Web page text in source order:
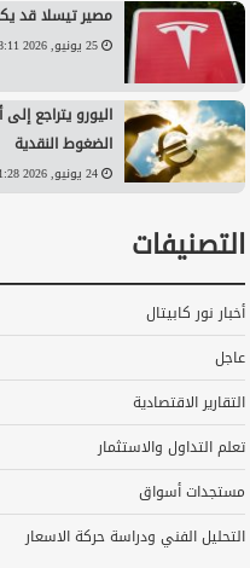
مصير تيسلا قد
25 يونيو, 2026 8:11 م
اليورو يتراجع
الضغوط النقدية
24 يونيو, 2026 11:28 م
التصنيفات
أخبار نور كابيتال
عاجل
التقارير الاقتصادية
تعلم التداول والاستثمار
مستجدات أسواق
التحليل الفني ودراسة حركة الاسعار